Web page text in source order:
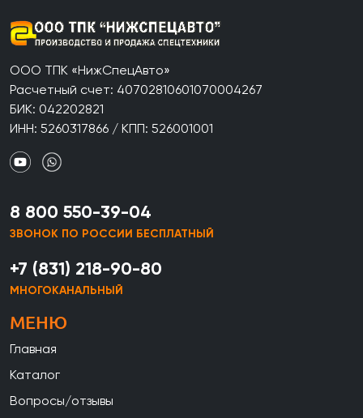
ООО ТПК «НижСпецАвто»
Расчетный счет: 40702810601070004267
БИК: 042202821
ИНН: 5260317866 / КПП: 526001001
8 800 550-39-04
ЗВОНОК ПО РОССИИ БЕСПЛАТНЫЙ
+7 (831) 218-90-80
МНОГОКАНАЛЬНЫЙ
МЕНЮ
Главная
Каталог
Вопросы/отзывы